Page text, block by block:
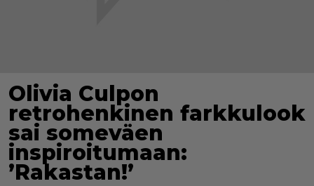
Olivia Culpon
retrohenkinen farkkulook
sai someväen
inspiroitumaan:
’Rakastan!’